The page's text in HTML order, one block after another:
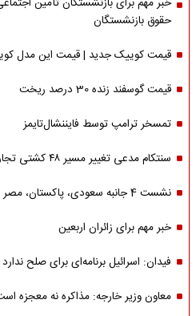
حقوق بازنشستگان
قیمت کوییک جدید | قیمت این مدل کوییک ۸ میلیون
قیمت گوسفند زنده 30 درصد ریخت
تمسخر ترامپ توسط فایننشال‌تایمز
سنتکام مدعی تغییر مسیر ۴۸ کشتی تجاری شد
نشست 4 جانبه سعودی، پاکستان، مصر و ترکیه درباره تنش ها در منطقه
خبر مهم برای زائران اربعین
فیدان: اسرائیل برنامه‌ای برای صلح ندارد
معاون وزیر خارجه: مذاکره نه معجزه